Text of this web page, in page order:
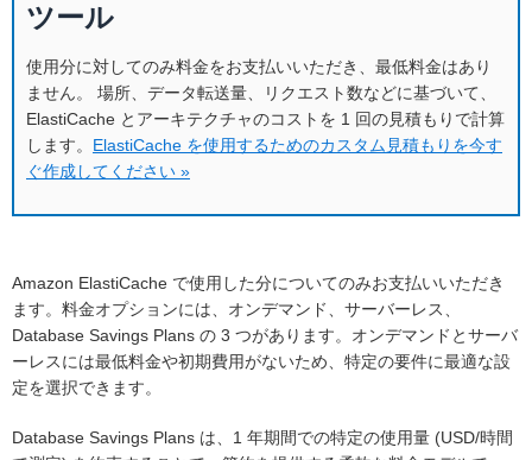
ツール
使用分に対してのみ料金をお支払いいただき、最低料金はあり
ません。 場所、データ転送量、リクエスト数などに基づいて、
ElastiCache とアーキテクチャのコストを 1 回の見積もりで計算
します。 ElastiCache を使用するためのカスタム見積もりを今す
ぐ作成してください »
Amazon ElastiCache で使用した分についてのみお支払いいただき
ます。料金オプションには、オンデマンド、サーバーレス、
Database Savings Plans の 3 つがあります。オンデマンドとサーバ
ーレスには最低料金や初期費用がないため、特定の要件に最適な設
定を選択できます。
Database Savings Plans は、1 年期間での特定の使用量 (USD/時間